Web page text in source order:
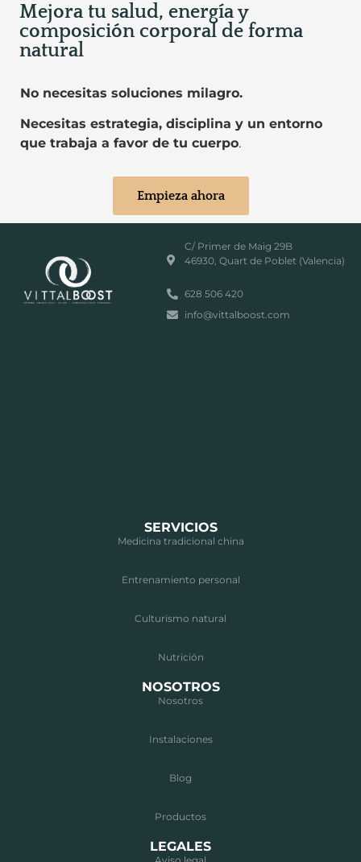
Mejora tu salud, energía y
composición corporal de forma
natural
No necesitas soluciones milagro.
Necesitas estrategia, disciplina y un entorno
que trabaja a favor de tu cuerpo.
Empieza ahora
C/ Primer de Maig 29B
46930, Quart de Poblet (Valencia)
628 506 420
info@vittalboost.com
SERVICIOS
Medicina tradicional china
Entrenamiento personal
Culturismo natural
Nutrición
NOSOTROS
Nosotros
Instalaciones
Blog
Productos
LEGALES